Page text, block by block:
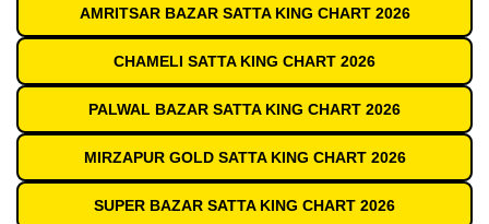
AMRITSAR BAZAR SATTA KING CHART 2026
CHAMELI SATTA KING CHART 2026
PALWAL BAZAR SATTA KING CHART 2026
MIRZAPUR GOLD SATTA KING CHART 2026
SUPER BAZAR SATTA KING CHART 2026